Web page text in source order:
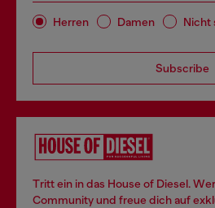
Herren Damen Nicht
Subscribe
Tritt ein in das House of Diesel.
Community und freue dich auf